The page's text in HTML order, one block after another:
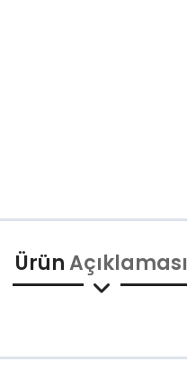
ÜrünAçıklaması